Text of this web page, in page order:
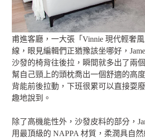
甫進客廳，一大張「Vinnie 現代輕奢
線，眼見編輯們正猶豫該坐哪好，
沙發的椅背往後拉，瞬間就多出了兩
幫自己頸上的頭枕喬出一個舒適的高
背能前後拉動，下班很累可以直接耍
趣地說到。
除了高機能性外，沙發皮料的部分，
用最頂級的 NAPPA 材質，柔潤具自